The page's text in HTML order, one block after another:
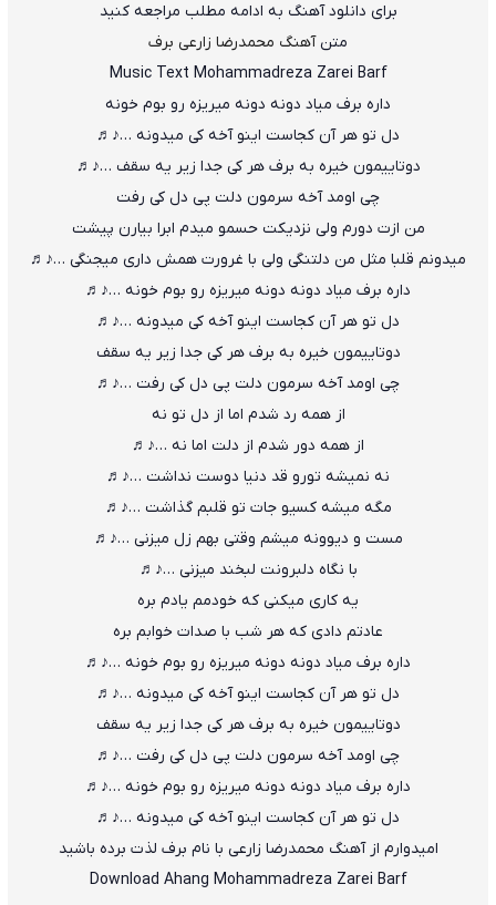
برای دانلود آهنگ به ادامه مطلب مراجعه کنید
متنآهنگ محمدرضا زارعی برف
Music Text Mohammadreza Zarei Barf
داره برف میاد دونه دونه میریزه رو بوم خونه
دل تو هر آن کجاست اینو آخه کی میدونه …♪♬
دوتاییمون خیره به برف هر کی جدا زیر یه سقف …♪♬
چی اومد آخه سرمون دلت پی دل کی رفت
من ازت دورم ولی نزدیکت حسمو میدم ابرا بیارن پیشت
میدونم قلبا مثل من دلتنگی ولی با غرورت همش داری میجنگی …♪♬
داره برف میاد دونه دونه میریزه رو بوم خونه …♪♬
دل تو هر آن کجاست اینو آخه کی میدونه …♪♬
دوتاییمون خیره به برف هر کی جدا زیر یه سقف
چی اومد آخه سرمون دلت پی دل کی رفت …♪♬
از همه رد شدم اما از دل تو نه
از همه دور شدم از دلت اما نه …♪♬
نه نمیشه تورو قد دنیا دوست نداشت …♪♬
مگه میشه کسیو جات تو قلبم گذاشت …♪♬
مست و دیوونه میشم وقتی بهم زل میزنی …♪♬
با نگاه دلبرونت لبخند میزنی …♪♬
یه کاری میکنی که خودمم یادم بره
عادتم دادی که هر شب با صدات خوابم بره
داره برف میاد دونه دونه میریزه رو بوم خونه …♪♬
دل تو هر آن کجاست اینو آخه کی میدونه …♪♬
دوتاییمون خیره به برف هر کی جدا زیر یه سقف
چی اومد آخه سرمون دلت پی دل کی رفت …♪♬
داره برف میاد دونه دونه میریزه رو بوم خونه …♪♬
دل تو هر آن کجاست اینو آخه کی میدونه …♪♬
امیدوارم از آهنگ محمدرضا زارعی با نام برف لذت برده باشید
Download Ahang Mohammadreza Zarei Barf